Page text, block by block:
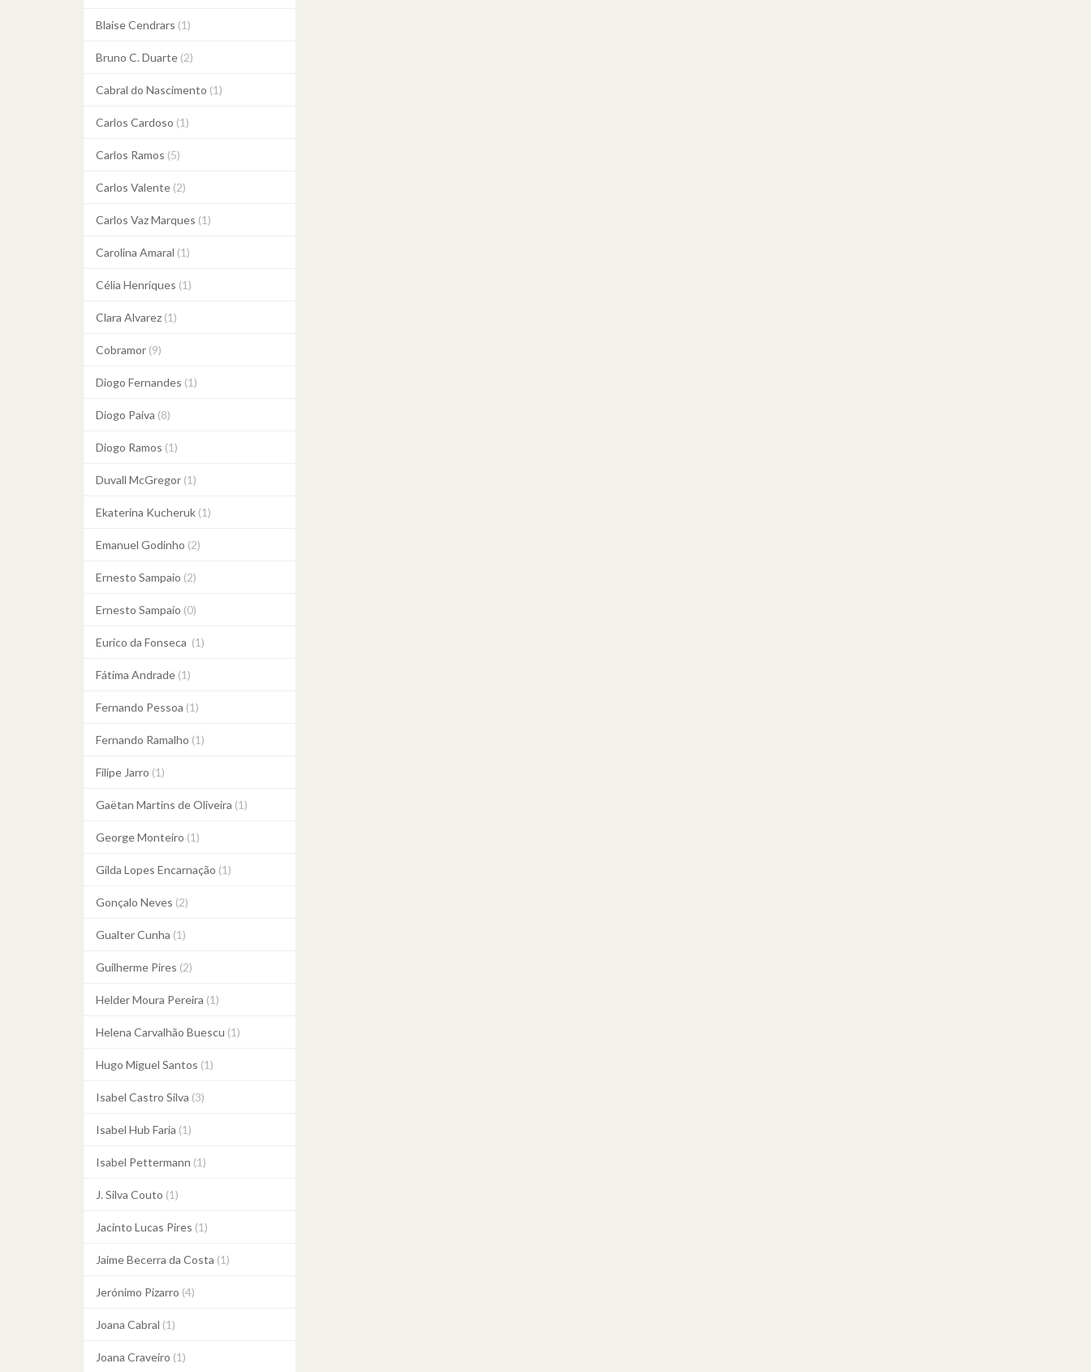
Blaise Cendrars (1)
Bruno C. Duarte (2)
Cabral do Nascimento (1)
Carlos Cardoso (1)
Carlos Ramos (5)
Carlos Valente (2)
Carlos Vaz Marques (1)
Carolina Amaral (1)
Célia Henriques (1)
Clara Alvarez (1)
Cobramor (9)
Diogo Fernandes (1)
Diogo Paiva (8)
Diogo Ramos (1)
Duvall McGregor (1)
Ekaterina Kucheruk (1)
Emanuel Godinho (2)
Ernesto Sampaio (2)
Ernesto Sampaio (0)
Eurico da Fonseca (1)
Fátima Andrade (1)
Fernando Pessoa (1)
Fernando Ramalho (1)
Filipe Jarro (1)
Gaëtan Martins de Oliveira (1)
George Monteiro (1)
Gilda Lopes Encarnação (1)
Gonçalo Neves (2)
Gualter Cunha (1)
Guilherme Pires (2)
Helder Moura Pereira (1)
Helena Carvalhão Buescu (1)
Hugo Miguel Santos (1)
Isabel Castro Silva (3)
Isabel Hub Faria (1)
Isabel Pettermann (1)
J. Silva Couto (1)
Jacinto Lucas Pires (1)
Jaime Becerra da Costa (1)
Jerónimo Pizarro (4)
Joana Cabral (1)
Joana Craveiro (1)